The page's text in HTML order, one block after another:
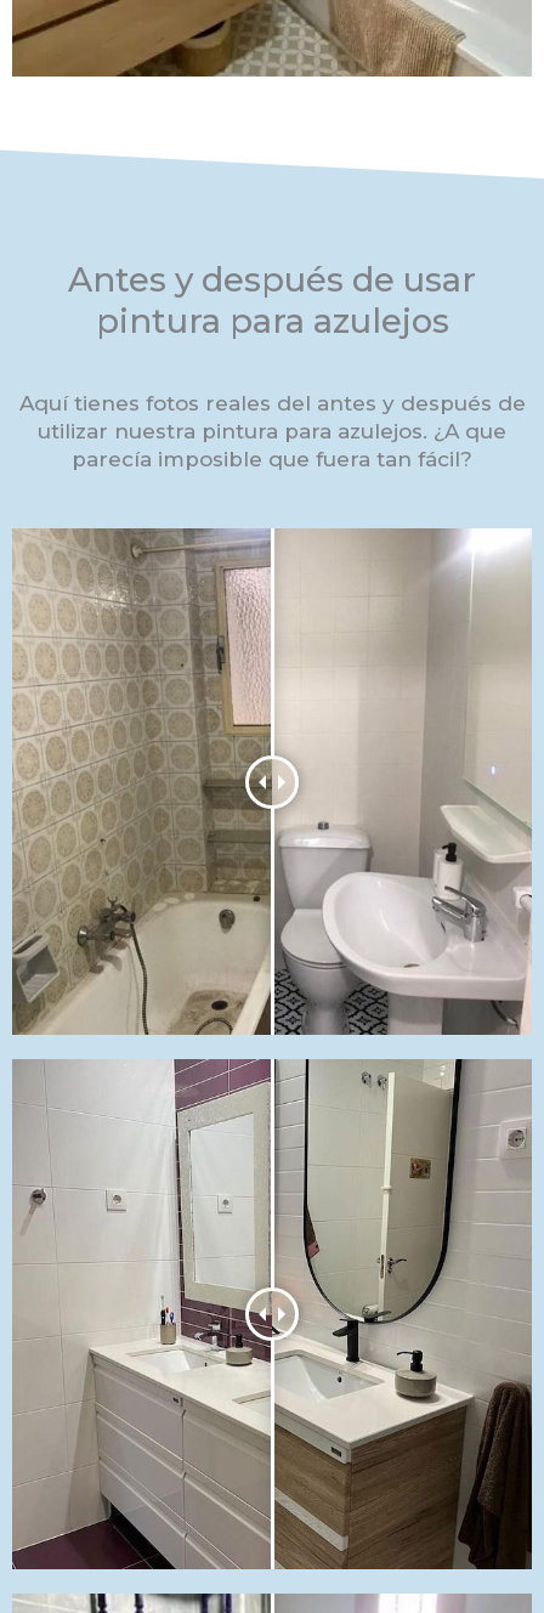
Antes y después de usar
pintura para azulejos
Aquí tienes fotos reales del antes y después de
utilizar nuestra pintura para azulejos. ¿A que
parecía imposible que fuera tan fácil?